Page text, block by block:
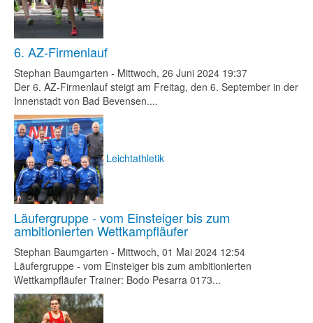
6. AZ-Firmenlauf
Stephan Baumgarten - Mittwoch, 26 Juni 2024 19:37
Der 6. AZ-Firmenlauf steigt am Freitag, den 6. September in der
Innenstadt von Bad Bevensen....
Leichtathletik
Läufergruppe - vom Einsteiger bis zum
ambitionierten Wettkampfläufer
Stephan Baumgarten - Mittwoch, 01 Mai 2024 12:54
Läufergruppe - vom Einsteiger bis zum ambitionierten
Wettkampfläufer Trainer: Bodo Pesarra 0173...